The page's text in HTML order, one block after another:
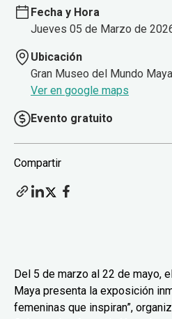
Fecha y Hora
Jueves 05 de Marzo de
Ubicación
Gran Museo del Mundo Maya
Ver en google maps
Evento gratuito
Compartir
Del 5 de marzo al 22 de mayo,
Maya presenta la exposición
femeninas que inspiran”,